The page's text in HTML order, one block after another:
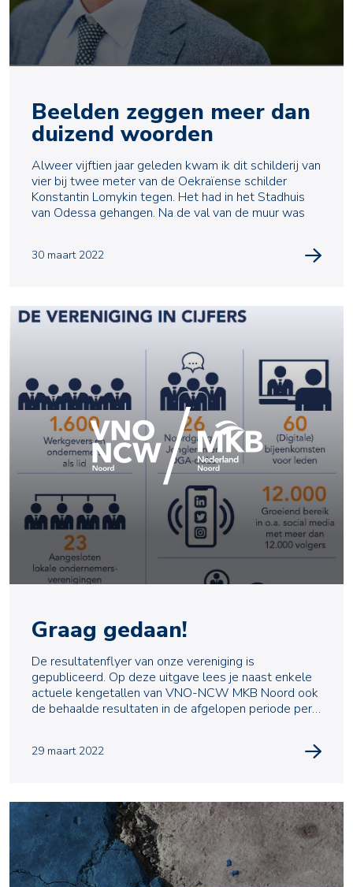
Beelden zeggen meer dan
duizend woorden
Alweer vijftien jaar geleden kwam ik dit schilderij van
vier bij twee meter van de Oekraïense schilder
Konstantin Lomykin tegen. Het had in het Stadhuis
van Odessa gehangen. Na de val van de muur was
30 maart 2022
Graag gedaan!
De resultatenflyer van onze vereniging is
gepubliceerd. Op deze uitgave lees je naast enkele
actuele kengetallen van VNO-NCW MKB Noord ook
de behaalde resultaten in de afgelopen periode per
29 maart 2022